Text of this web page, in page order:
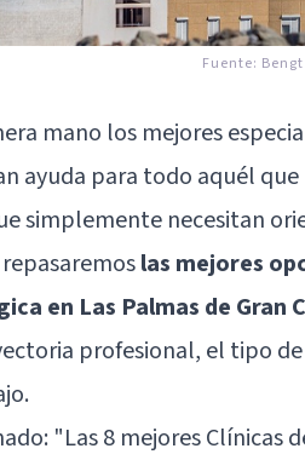
Fuente:
mano los mejores
ayuda para todo aquél
simplemente necesitan
las mejores
en Las Palmas de Gran
profesional, el tipo
"Las 8 mejores Clínicas